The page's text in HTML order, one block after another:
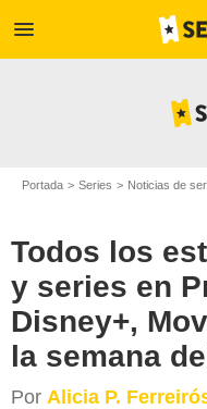
menu
Portada Series Noticias de
Todos los
y series en
Disney+,
la semana
Por Alicia P.